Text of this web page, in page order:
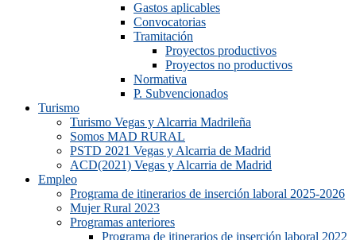
Gastos aplicables
Convocatorias
Tramitación
Proyectos productivos
Proyectos no productivos
Normativa
P. Subvencionados
Turismo
Turismo Vegas y Alcarria Madrileña
Somos MAD RURAL
PSTD 2021 Vegas y Alcarria de Madrid
ACD(2021) Vegas y Alcarria de Madrid
Empleo
Programa de itinerarios de inserción laboral 2025-2026
Mujer Rural 2023
Programas anteriores
Programa de itinerarios de inserción laboral 2022